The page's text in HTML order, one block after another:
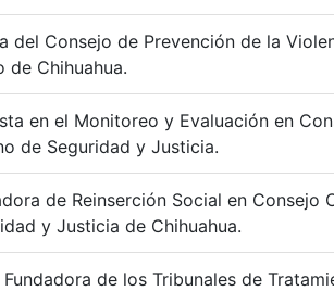
del Consejo de Prevención de la
de Chihuahua.
en el Monitoreo y Evaluación en
de Seguridad y Justicia.
de Reinserción Social en Consejo
y Justicia de Chihuahua.
de los Tribunales de